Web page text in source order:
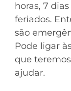
horas, 7
feriados.
são
Pode ligar
que
ajudar.